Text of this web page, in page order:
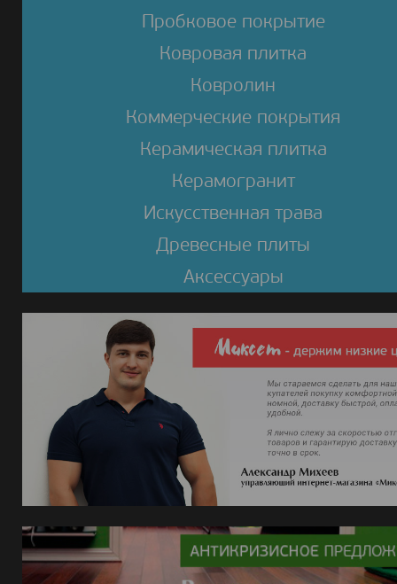
Пробковое покрытие
Ковровая плитка
Ковролин
Коммерческие покрытия
Керамическая плитка
Керамогранит
Искусственная трава
Древесные плиты
Аксессуары